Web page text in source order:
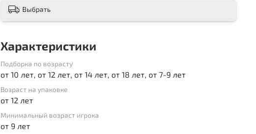
Выбрать
Характеристики
Подборка по возрасту
от 10 лет, от 12 лет, от 14 лет, от 18 лет, от 7-9 лет
Возраст на упаковке
от 12 лет
Минимальный возраст игрока
от 9 лет